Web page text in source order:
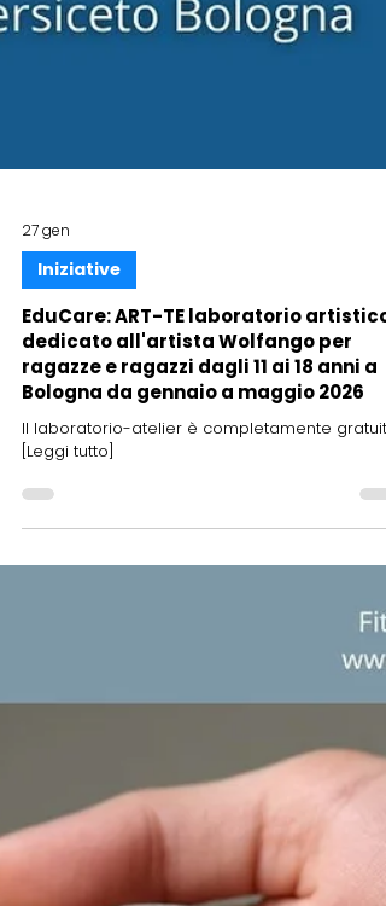
27 gen
Iniziative
EduCare: ART-TE laboratorio artistico
dedicato all'artista Wolfango per
ragazze e ragazzi dagli 11 ai 18 anni a
Il laboratorio-atelier è completamente
[Leggi tutto]